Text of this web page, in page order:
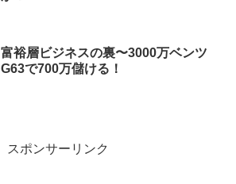
富裕層ビジネスの裏〜3000万ベンツ
G63で700万儲ける！
スポンサーリンク